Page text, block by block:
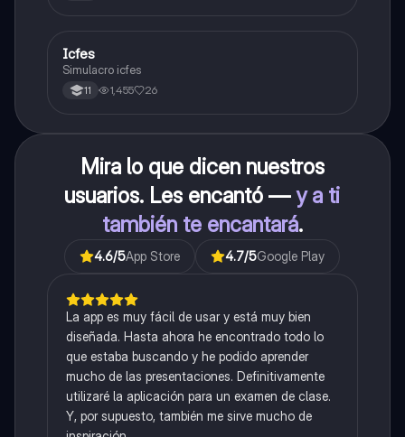
ICFES: Sociales y Ciudadanas
Icfes
Simulacro icfes
11 1,455 26
Mira lo que dicen nuestros
usuarios. Les encantó —y a ti
también te encantará.
4.6/5App Store 4.7/5Google Play
La app es muy fácil de usar y está muy bien
diseñada. Hasta ahora he encontrado todo lo
que estaba buscando y he podido aprender
mucho de las presentaciones. Definitivamente
utilizaré la aplicación para un examen de clase.
Y, por supuesto, también me sirve mucho de